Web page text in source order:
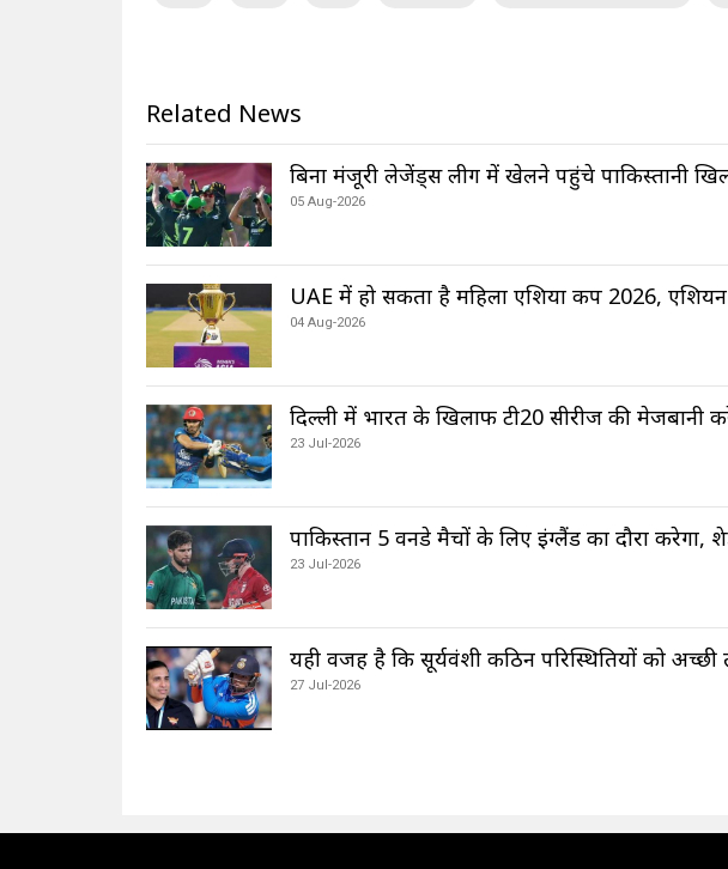
Related News
बिना मंजूरी लेजेंड्स लीग में खेलने पहुंचे पाकिस्तानी
05 Aug-2026
UAE में हो सकता है महिला एशिया कप 2026,
04 Aug-2026
दिल्ली में भारत के खिलाफ टी20 सीरीज की मेजबानी
23 Jul-2026
पाकिस्तान 5 वनडे मैचों के लिए इंग्लैंड का दौरा करेगा,
23 Jul-2026
यही वजह है कि सूर्यवंशी कठिन परिस्थितियों को
27 Jul-2026